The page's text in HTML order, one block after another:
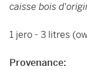
caisse bois
1 jero - 3 litres
Provenance: